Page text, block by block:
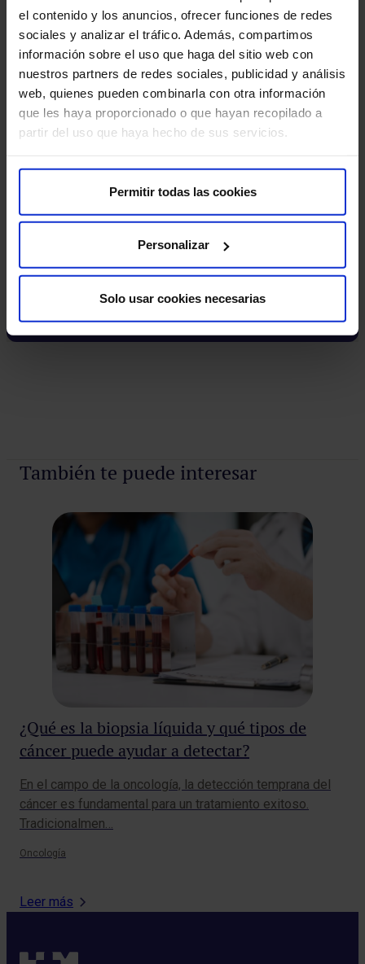
el contenido y los anuncios, ofrecer funciones de redes
sociales y analizar el tráfico. Además, compartimos
información sobre el uso que haga del sitio web con
nuestros partners de redes sociales, publicidad y análisis
web, quienes pueden combinarla con otra información
que les haya proporcionado o que hayan recopilado a
partir del uso que haya hecho de sus servicios.
Permitir todas las cookies
Personalizar
Solo usar cookies necesarias
Nuestros médicos
Consulta y pide cita con los profesionales de esta
especialidad
Pedir cita
Pedir cita
También te puede interesar
¿Qué es la biopsia líquida y qué tipos de
cáncer puede ayudar a detectar?
En el campo de la oncología, la detección temprana del
cáncer es fundamental para un tratamiento exitoso.
Tradicionalmen…
Oncología
Leer más